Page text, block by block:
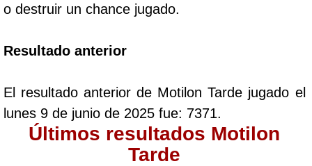
Motilon Tarde
Motilon Noche
Paisita Día
Paisita Noche
o destruir un chance jugado.
Resultado anterior
El resultado anterior de Motilon Tarde jugado el
lunes 9 de junio de 2025 fue: 7371.
Últimos resultados Motilon
Tarde